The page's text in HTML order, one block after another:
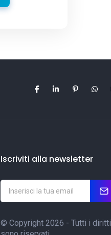
Iscriviti alla newsletter
© Copyright 2026 - Tutti i diritti